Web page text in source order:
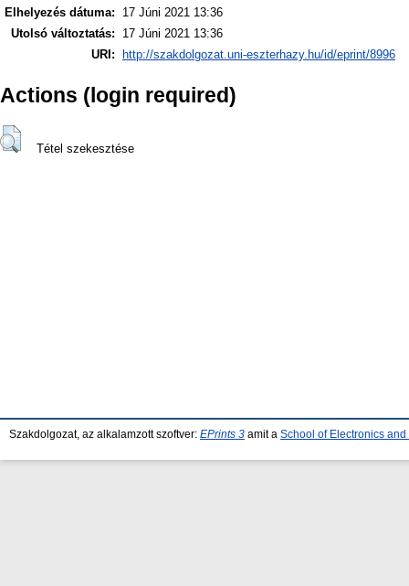
Elhelyezés dátuma:
17 Júni 2021 13:36
Utolsó változtatás:
17 Júni 2021 13:36
URI:
http://szakdolgozat.uni-eszterhazy.hu/id/eprint/8996
Actions (login required)
Tétel szekesztése
Szakdolgozat, az alkalamzott szoftver: EPrints 3 amit a School of Electronics